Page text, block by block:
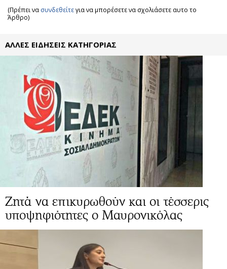
(Πρέπει να συνδεθείτεγια να μπορέσετε να σχολιάσετε αυτο το
Άρθρο)
ΑΛΛΕΣ ΕΙΔΗΣΕΙΣ ΚΑΤΗΓΟΡΙΑΣ
Ζητά να επικυρωθούν και οι τέσσερις
υποψηφιότητες ο Μαυρονικόλας